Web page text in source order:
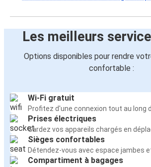
Les meilleurs
Options disponibles pour rendre
confortable :
Wi-Fi gratuit
Profitez d'une connexion tout au long
Prises électriques
Gardez vos appareils chargés en
Sièges confortables
Détendez-vous avec espace jambes
Compartiment à bagages